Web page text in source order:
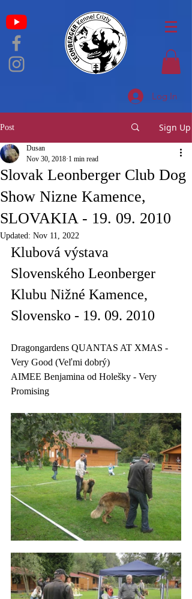
Log In
Post Sign Up
Slovak Leonberger Club Dog
Show Nizne Kamence,
SLOVAKIA - 19. 09. 2010
Dusan
Nov 30, 2018 1 min read
Updated: Nov 11, 2022
Klubová výstava
Slovenského Leonberger
Klubu Nižné Kamence,
Slovensko - 19. 09. 2010
Dragongardens QUANTAS AT XMAS -
Very Good (Veľmi dobrý)
AIMEE Benjamina od Holešky - Very
Promising